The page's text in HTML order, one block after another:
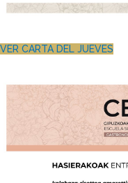
VER CARTA DEL JUEVES